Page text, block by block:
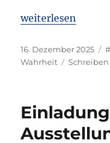
weiterlesen
Veröffentlicht
am
16. Dezember 2025
Wahrheit